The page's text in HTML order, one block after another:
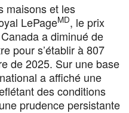
maisons et les
LePageMD, le prix
a diminué de
pour s’établir à 807
de 2025. Sur une base
a affiché une
des conditions
prudence persistante